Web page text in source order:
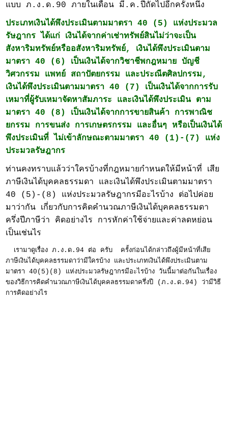
แบบ ภ.ง.ด.90 ภายในเดือน มี.ค.ปีถัดไปอีกครั้งหนึ่ง
ประเภทเงินได้พึงประเมินตามมาตรา 40 (5) แห่งประมวล
รัษฎากร ได้แก่ เงินได้จากค่าเช่าทรัพย์สินไม่ว่าจะเป็น
สังหาริมทรัพย์หรืออสังหาริมทรัพย์, เงินได้พึงประเมินตาม
มาตรา 40 (6) เป็นเงินได้จากวิชาชีพกฎหมาย บัญชี
วิศวกรรม แพทย์ สถาปัตยกรรม และประณีตศิลปกรรม,
เงินได้พึงประเมินตามมาตรา 40 (7) เป็นเงินได้จากการรับ
เหมาที่ผู้รับเหมาจัดหาสัมภาระ และเงินได้พึงประเมิน ตาม
มาตรา 40 (8) เป็นเงินได้จากการขายสินค้า การพาณิช
ยกรรม การขนส่ง การเกษตรกรรม และอื่นๆ หรือเป็นเงินได้
พึงประเมินที่ ไม่เข้าลักษณะตามมาตรา 40 (1)-(7) แห่ง
ประมวลรัษฎากร
ท่านคงทราบแล้วว่าใครบ้างที่กฎหมายกำหนดให้มีหน้าที่ เสีย
ภาษีเงินได้บุคคลธรรมดา และเงินได้พึงประเมินตามมาตรา
40 (5)-(8) แห่งประมวลรัษฎากรมีอะไรบ้าง ต่อไปค่อย
มาว่ากัน เกี่ยวกับการคิดคำนวณภาษีเงินได้บุคคลธรรมดา
ครึ่งปีภาษีว่า คิดอย่างไร การหักค่าใช้จ่ายและค่าลดหย่อน
เป็นเช่นไร
เรามาดูเรื่อง ภ.ง.ด.94 ต่อ ครับ ครั้งก่อนได้กล่าวถึงผู้มีหน้าที่เสีย
ภาษีเงินได้บุคคลธรรมดาว่ามีใครบ้าง และประเภทเงินได้พึงประเมินตาม
มาตรา 40(5)(8) แห่งประมวลรัษฎากรมีอะไรบ้าง วันนี้มาต่อกันในเรื่อง
ของวิธีการคิดคำนวณภาษีเงินได้บุคคลธรรมดาครึ่งปี (ภ.ง.ด.94) ว่ามีวิธี
การคิดอย่างไร